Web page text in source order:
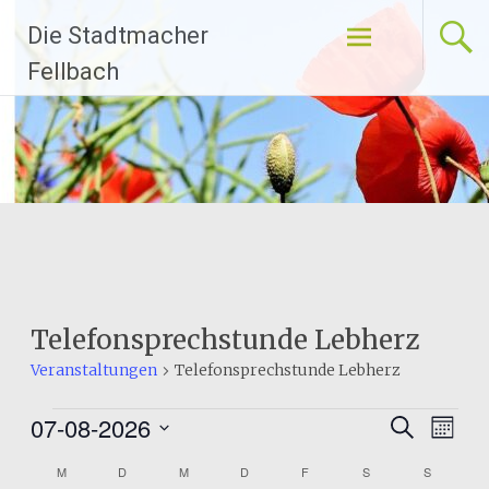
Inhalt
springen
Die Stadtmacher
Fellbach
Telefonsprechstunde Lebherz
Veranstaltungen Telefonsprechstunde Lebherz
Veranstaltungen
Suche
SucheMonat
07-08-2026
wählen.
Kalender
M MONTAGD DIENSTAG
M MITTWOCH
DDONNERSTAG
F S SAMSTAGSSONNTAG